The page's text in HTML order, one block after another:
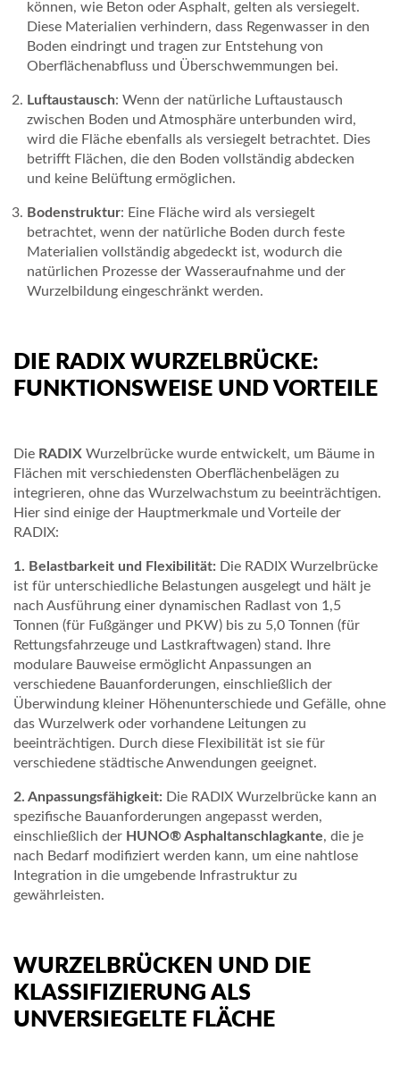
A
G
M
E
N
T
S
T
T
B
I
L
I
A
R
I
N
S
P
I
R
A
T
O
N
S
können, wie Beton oder Asphalt, gelten als versiegelt.
Diese Materialien verhindern, dass Regenwasser in den
Boden eindringt und tragen zur Entstehung von
Oberflächenabfluss und Überschwemmungen bei.
Luftaustausch: Wenn der natürliche Luftaustausch
zwischen Boden und Atmosphäre unterbunden wird,
wird die Fläche ebenfalls als versiegelt betrachtet. Dies
betrifft Flächen, die den Boden vollständig abdecken
und keine Belüftung ermöglichen.
Bodenstruktur: Eine Fläche wird als versiegelt
betrachtet, wenn der natürliche Boden durch feste
Materialien vollständig abgedeckt ist, wodurch die
natürlichen Prozesse der Wasseraufnahme und der
Wurzelbildung eingeschränkt werden.
DIE RADIX WURZELBRÜCKE:
FUNKTIONSWEISE UND VORTEILE
Die RADIX Wurzelbrücke wurde entwickelt, um Bäume in
Flächen mit verschiedensten Oberflächenbelägen zu
integrieren, ohne das Wurzelwachstum zu beeinträchtigen.
Hier sind einige der Hauptmerkmale und Vorteile der
RADIX:
1. Belastbarkeit und Flexibilität: Die RADIX Wurzelbrücke
ist für unterschiedliche Belastungen ausgelegt und hält je
nach Ausführung einer dynamischen Radlast von 1,5
Tonnen (für Fußgänger und PKW) bis zu 5,0 Tonnen (für
Rettungsfahrzeuge und Lastkraftwagen) stand. Ihre
modulare Bauweise ermöglicht Anpassungen an
verschiedene Bauanforderungen, einschließlich der
Überwindung kleiner Höhenunterschiede und Gefälle, ohne
das Wurzelwerk oder vorhandene Leitungen zu
beeinträchtigen. Durch diese Flexibilität ist sie für
verschiedene städtische Anwendungen geeignet.
2. Anpassungsfähigkeit: Die RADIX Wurzelbrücke kann an
spezifische Bauanforderungen angepasst werden,
einschließlich der HUNO® Asphaltanschlagkante, die je
nach Bedarf modifiziert werden kann, um eine nahtlose
Integration in die umgebende Infrastruktur zu
gewährleisten.
WURZELBRÜCKEN UND DIE
KLASSIFIZIERUNG ALS
UNVERSIEGELTE FLÄCHE